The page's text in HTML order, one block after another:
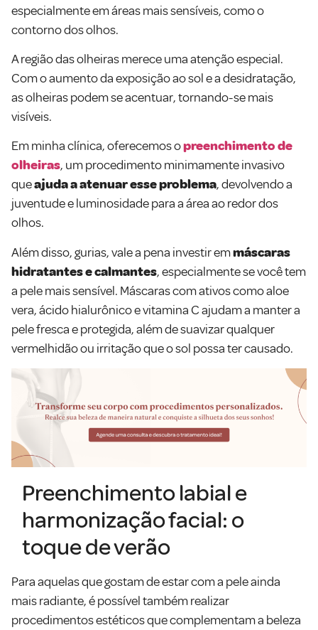
especialmente em áreas mais sensíveis, como o
contorno dos olhos.
A região das olheiras merece uma atenção especial.
Com o aumento da exposição ao sol e a desidratação,
as olheiras podem se acentuar, tornando-se mais
visíveis.
Em minha clínica, oferecemos opreenchimento de
olheiras, um procedimento minimamente invasivo
queajuda a atenuar esse problema, devolvendo a
juventude e luminosidade para a área ao redor dos
olhos.
Além disso, gurias, vale a pena investir emmáscaras
hidratantes e calmantes, especialmente se você tem
a pele mais sensível. Máscaras com ativos como aloe
vera, ácido hialurônico e vitamina C ajudam a manter a
pele fresca e protegida, além de suavizar qualquer
vermelhidão ou irritação que o sol possa ter causado.
Preenchimento labial e
harmonização facial: o
toque de verão
Para aquelas que gostam de estar com a pele ainda
mais radiante, é possível também realizar
procedimentos estéticos que complementam a beleza